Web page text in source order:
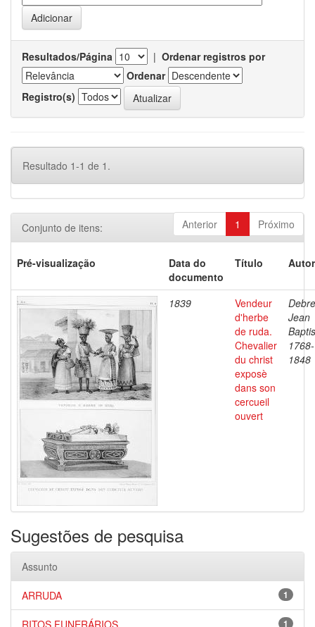
Resultados/Página | Ordenar registros por
Ordenar
Registro(s)
Resultado 1-1 de 1.
Anterior 1 Próximo
Conjunto de itens:
Pré-visualização
Data do
documento
Título
1839
Vendeur
d'herbe
de ruda.
Chevalier
du christ
exposè
dans son
cercueil
ouvert
Jean
1768-
1848
Sugestões de pesquisa
Assunto
1
ARRUDA
1
RITOS FUNERÁRIOS